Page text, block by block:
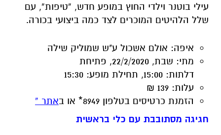
מתי: שבת, 22/2/2020,
פתיחת
דלתות: 15:00, תחילת מופע: 15:30
הזמנת כרטיסים בטלפון 8949* או ב אתר »
חגיגה מסתובבת עם כלי בראשית
נפגש בחצר הסטודיו לפעילות ציורים בבוץ וצבע
בתנועת האובניים, יצירת מנדלות מחומר ופסיפס
צבעוני. בנוסף – הולה הופ ענק, סדנת בועות סבון